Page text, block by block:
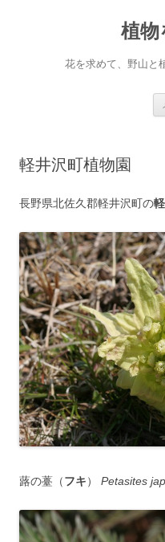
植物
花を求めて、野山と
軽井沢町植物園
長野県北佐久郡軽井沢町の
蕗の薹（フキ） Petasites